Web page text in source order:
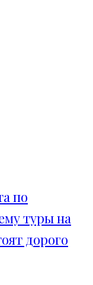
по
туры на
дорого